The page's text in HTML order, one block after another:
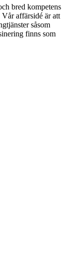
bred kompetens
affärsidé är att
såsom
finns som